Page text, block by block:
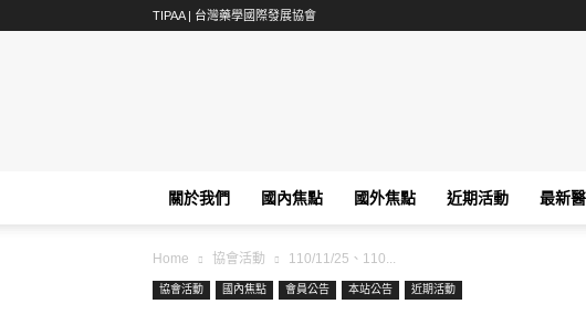
TIPAA | 台灣藥學國際發展協會
關於我們 國內焦點 國外焦點 近期活動 最新
Home 協會活動 110/11/25、110...
協會活動 國內焦點 會員公告 本站公告 近期活動